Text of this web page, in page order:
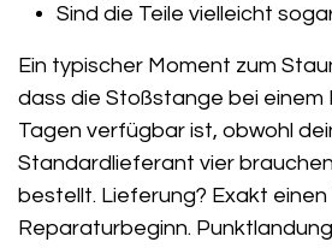
Sind die Teile vielleicht
Ein typischer Moment zum
dass die Stoßstange bei einem
Tagen verfügbar ist, obwohl
Standardlieferant vier brauchen
bestellt. Lieferung? Exakt einen
Reparaturbeginn.